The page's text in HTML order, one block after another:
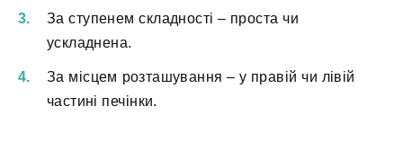
За ступенем складності – проста чи
ускладнена.
За місцем розташування – у правій чи лівій
частині печінки.